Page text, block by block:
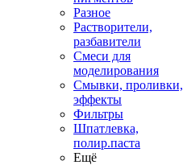
Разное
Растворители,
разбавители
Смеси для
моделирования
Смывки, проливки,
эффекты
Фильтры
Шпатлевка,
полир.паста
Ещё